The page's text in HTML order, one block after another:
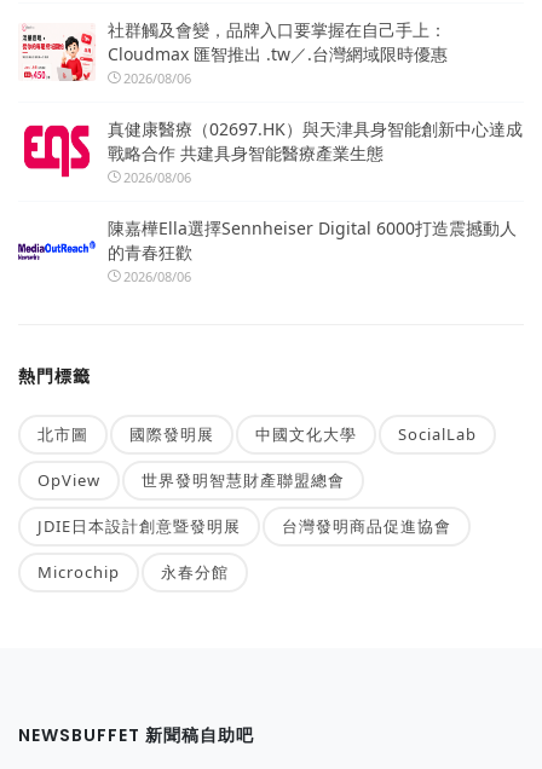
社群觸及會變，品牌入口要掌握在自己手上：
Cloudmax 匯智推出 .tw／.台灣網域限時優惠
2026/08/06
真健康醫療（02697.HK）與天津具身智能創新中心達成
戰略合作 共建具身智能醫療產業生態
2026/08/06
陳嘉樺Ella選擇Sennheiser Digital 6000打造震撼動人
的青春狂歡
2026/08/06
熱門標籤
北市圖 國際發明展 中國文化大學 SocialLab
OpView 世界發明智慧財產聯盟總會
JDIE日本設計創意暨發明展 台灣發明商品促進協會
Microchip 永春分館
NEWSBUFFET 新聞稿自助吧